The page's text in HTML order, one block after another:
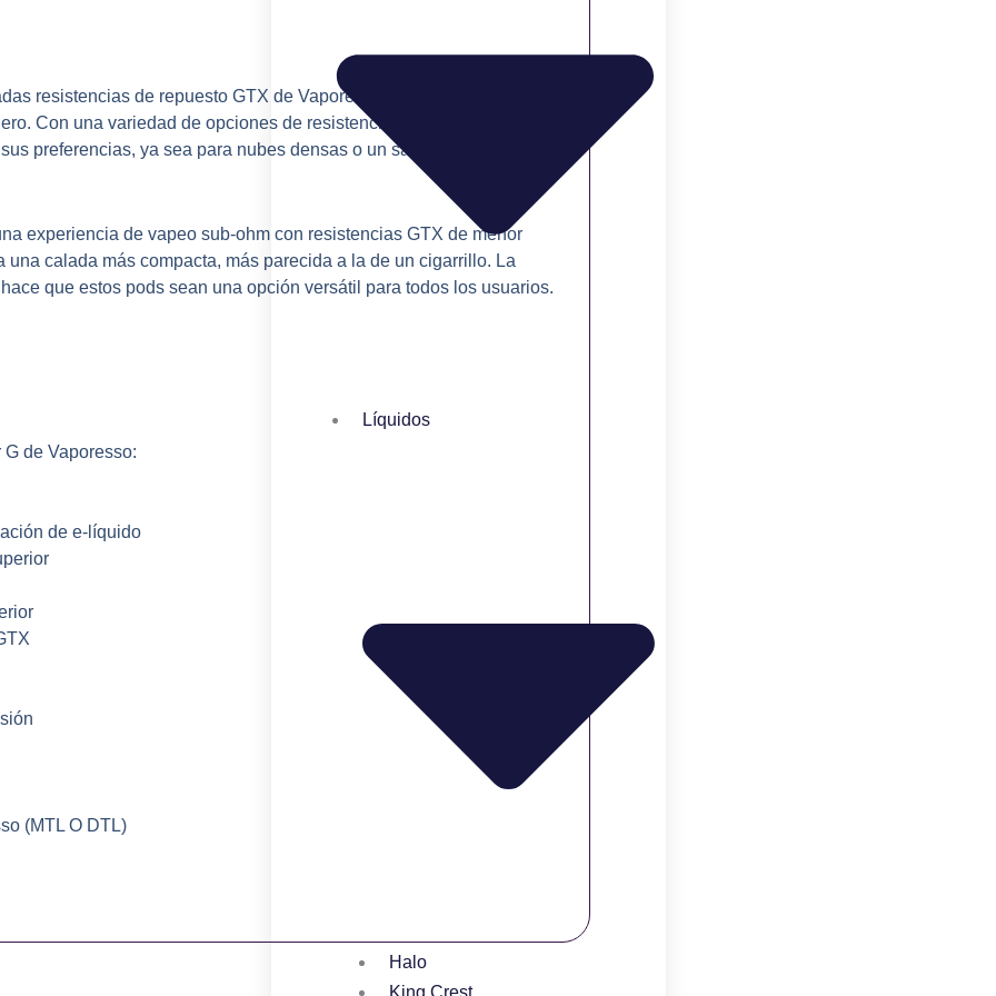
Líquidos
Halo
King Crest
resistencias de repuesto GTX de Vaporesso, conocidas por su
Con una variedad de opciones de resistencia, los vapeadores
preferencias, ya sea para nubes densas o un sabor sutil.
experiencia de vapeo sub-ohm con resistencias GTX de menor
calada más compacta, más parecida a la de un cigarrillo. La
que estos pods sean una opción versátil para todos los usuarios.
de Vaporesso:
de e-líquido
(MTL O DTL)